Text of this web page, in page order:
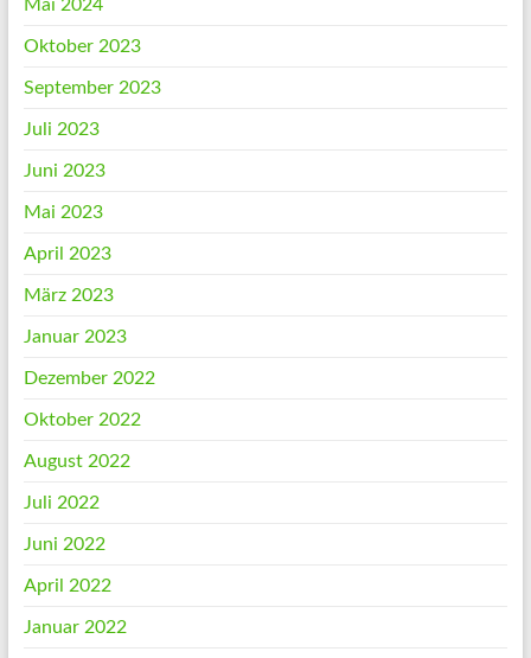
Mai 2024
Oktober 2023
September 2023
Juli 2023
Juni 2023
Mai 2023
April 2023
März 2023
Januar 2023
Dezember 2022
Oktober 2022
August 2022
Juli 2022
Juni 2022
April 2022
Januar 2022